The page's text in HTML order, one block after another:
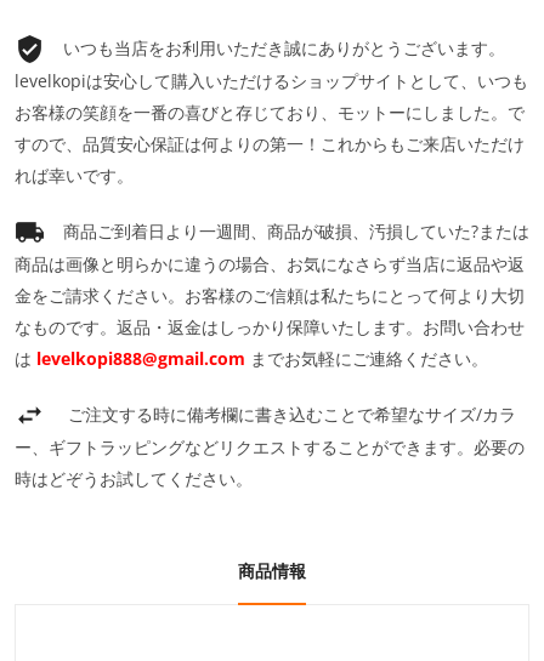
いつも当店をお利用いただき誠にありがとうございます。
levelkopiは安心して購入いただけるショップサイトとして、いつも
お客様の笑顔を一番の喜びと存じており、モットーにしました。で
すので、品質安心保証は何よりの第一！これからもご来店いただけ
れば幸いです。
商品ご到着日より一週間、商品が破損、汚損していた?または
商品は画像と明らかに違うの場合、お気になさらず当店に返品や返
金をご請求ください。お客様のご信頼は私たちにとって何より大切
なものです。返品・返金はしっかり保障いたします。お問い合わせ
は levelkopi888@gmail.com までお気軽にご連絡ください。
ご注文する時に備考欄に書き込むことで希望なサイズ/カラ
ー、ギフトラッピングなどリクエストすることができます。必要の
時はどぞうお試してください。
商品情報